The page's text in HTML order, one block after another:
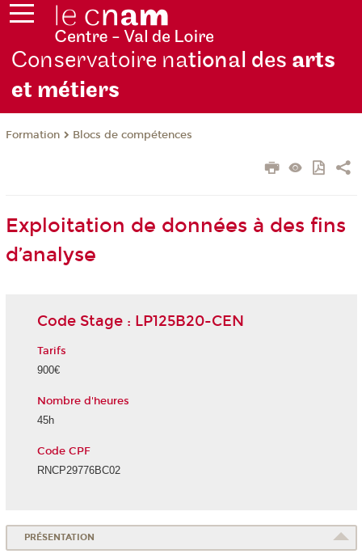
Conservatoire national des arts
et métiers
Formation Blocs de compétences
Exploitation de données à des fins
d’analyse
Code Stage : LP125B20-CEN
Tarifs
900€
Nombre d'heures
45h
Code CPF
RNCP29776BC02
PRÉSENTATION